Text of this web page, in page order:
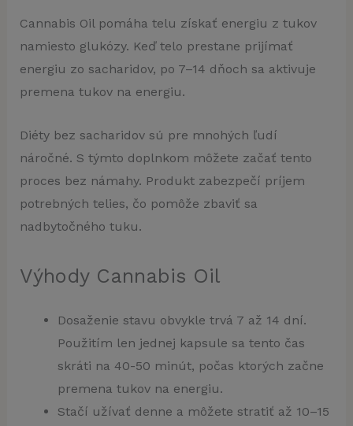
Cannabis Oil pomáha telu získať energiu z tukov
namiesto glukózy. Keď telo prestane prijímať
energiu zo sacharidov, po 7–14 dňoch sa aktivuje
premena tukov na energiu.
Diéty bez sacharidov sú pre mnohých ľudí
náročné. S týmto doplnkom môžete začať tento
proces bez námahy. Produkt zabezpečí príjem
potrebných telies, čo pomôže zbaviť sa
nadbytočného tuku.
Výhody Cannabis Oil
Dosaženie stavu obvykle trvá 7 až 14 dní.
Použitím len jednej kapsule sa tento čas
skráti na 40-50 minút, počas ktorých začne
premena tukov na energiu.
Stačí užívať denne a môžete stratiť až 10–15